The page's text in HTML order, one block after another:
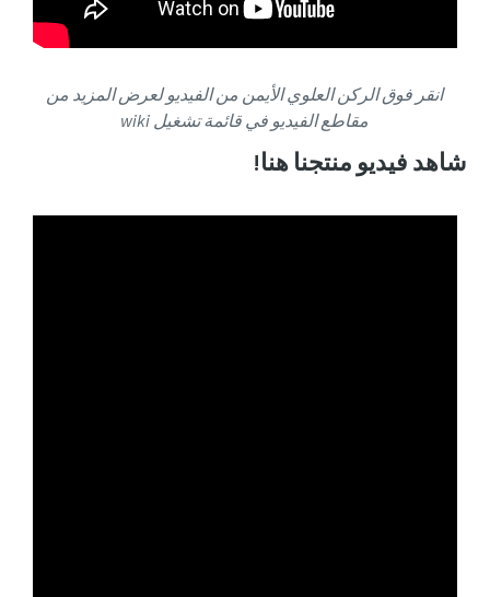
انقر فوق الركن العلوي الأيمن من الفيديو لعرض المزيد من
مقاطع الفيديو في قائمة تشغيل wiki
شاهد فيديو منتجنا هنا!